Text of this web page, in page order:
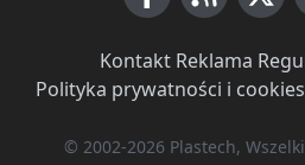
Kontakt· Reklama
Polityka prywatności i cookies
© 2002-2026 Plastech,